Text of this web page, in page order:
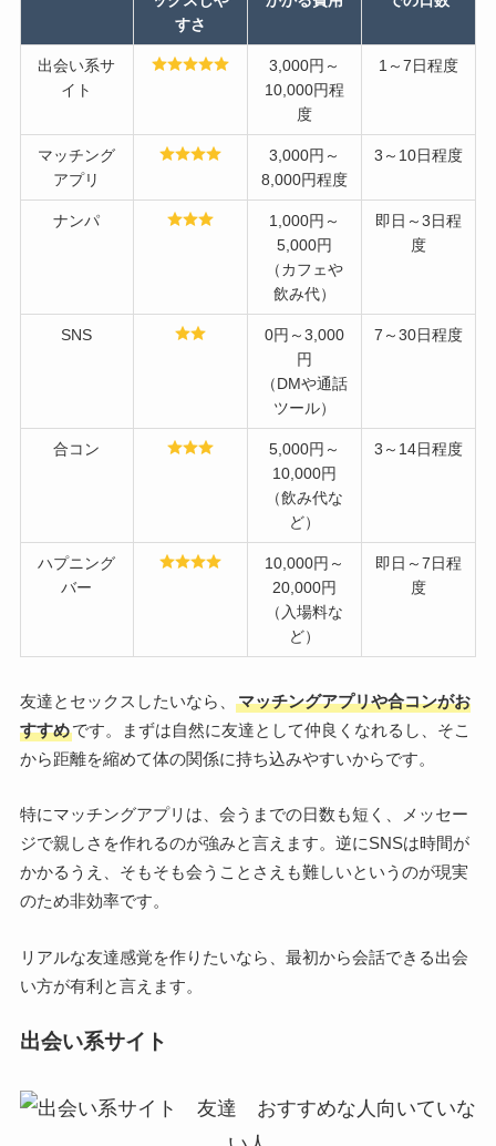
すさ
出会い系サ
イト
3,000円～
10,000円程
度
1～7日程度
マッチング
アプリ
3,000円～
8,000円程度
3～10日程度
ナンパ
1,000円～
5,000円
（カフェや
飲み代）
即日～3日程
度
SNS
0円～3,000
円
（DMや通話
ツール）
7～30日程度
合コン
5,000円～
10,000円
（飲み代な
ど）
3～14日程度
ハプニング
バー
10,000円～
20,000円
（入場料な
ど）
即日～7日程
度
友達とセックスしたいなら、
マッチングアプリや合コンがお
すすめです。まずは自然に友達として仲良くなれるし、そこ
から距離を縮めて体の関係に持ち込みやすいからです。
特にマッチングアプリは、会うまでの日数も短く、メッセー
ジで親しさを作れるのが強みと言えます。逆にSNSは時間が
かかるうえ、そもそも会うことさえも難しいというのが現実
のため非効率です。
リアルな友達感覚を作りたいなら、最初から会話できる出会
い方が有利と言えます。
出会い系サイト